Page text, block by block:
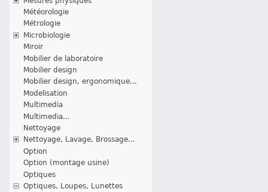
Météorologie
Métrologie
Microbiologie
Miroir
Mobilier de laboratoire
Mobilier design
Mobilier design, ergonomique...
Modelisation
Multimedia
Multimedia...
Nettoyage
Nettoyage, Lavage, Brossage...
Option
Option (montage usine)
Optiques
Optiques, Loupes, Lunettes